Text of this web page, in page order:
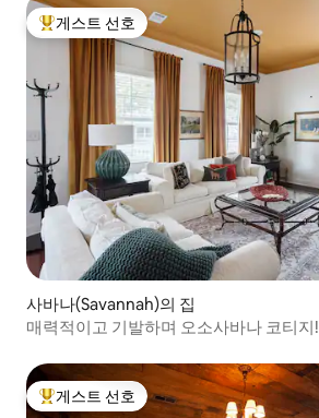
상위 게스트 선호
게스트 선호
사바나(Savannah)의 집
매력적이고 기발하며 오소사바나 코티지!
상위 게스트 선호
게스트 선호